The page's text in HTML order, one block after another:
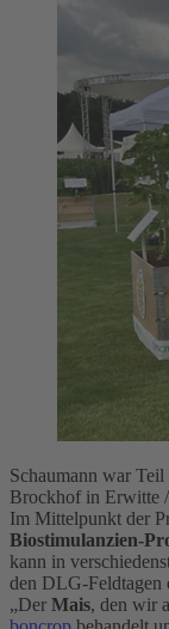
Schaumann war
Brockhof in Erwitte
Im Mittelpunkt der
Biostimulanzien-
kann in
den DLG-Feldtagen
„Der Mais, den wir